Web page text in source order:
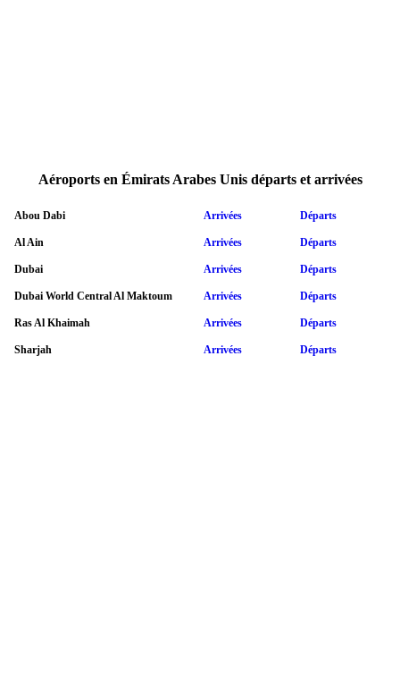
Aéroports en Émirats Arabes Unis départs et arrivées
Abou Dabi Arrivées Départs
Al Ain Arrivées Départs
Dubai Arrivées Départs
Dubai World Central Al Maktoum Arrivées Départs
Ras Al Khaimah Arrivées Départs
Sharjah Arrivées Départs